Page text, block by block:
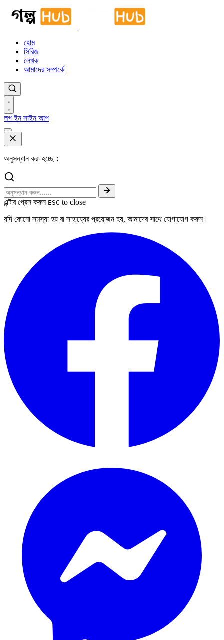
হোম
সিরিজ
লেখক
আমাদের সম্পর্কে
লগ ইনসাইন আপ
অনুসন্ধান করা হচ্ছে :
এন্টার প্রেস করুন ESC to close
যদি কোনো সমস্যা হয় বা সাহায্যের প্রয়োজন হয়, আমাদের সাথে যোগাযোগ করুন।